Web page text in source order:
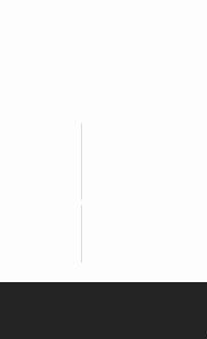
BE21 7340 5760 7703